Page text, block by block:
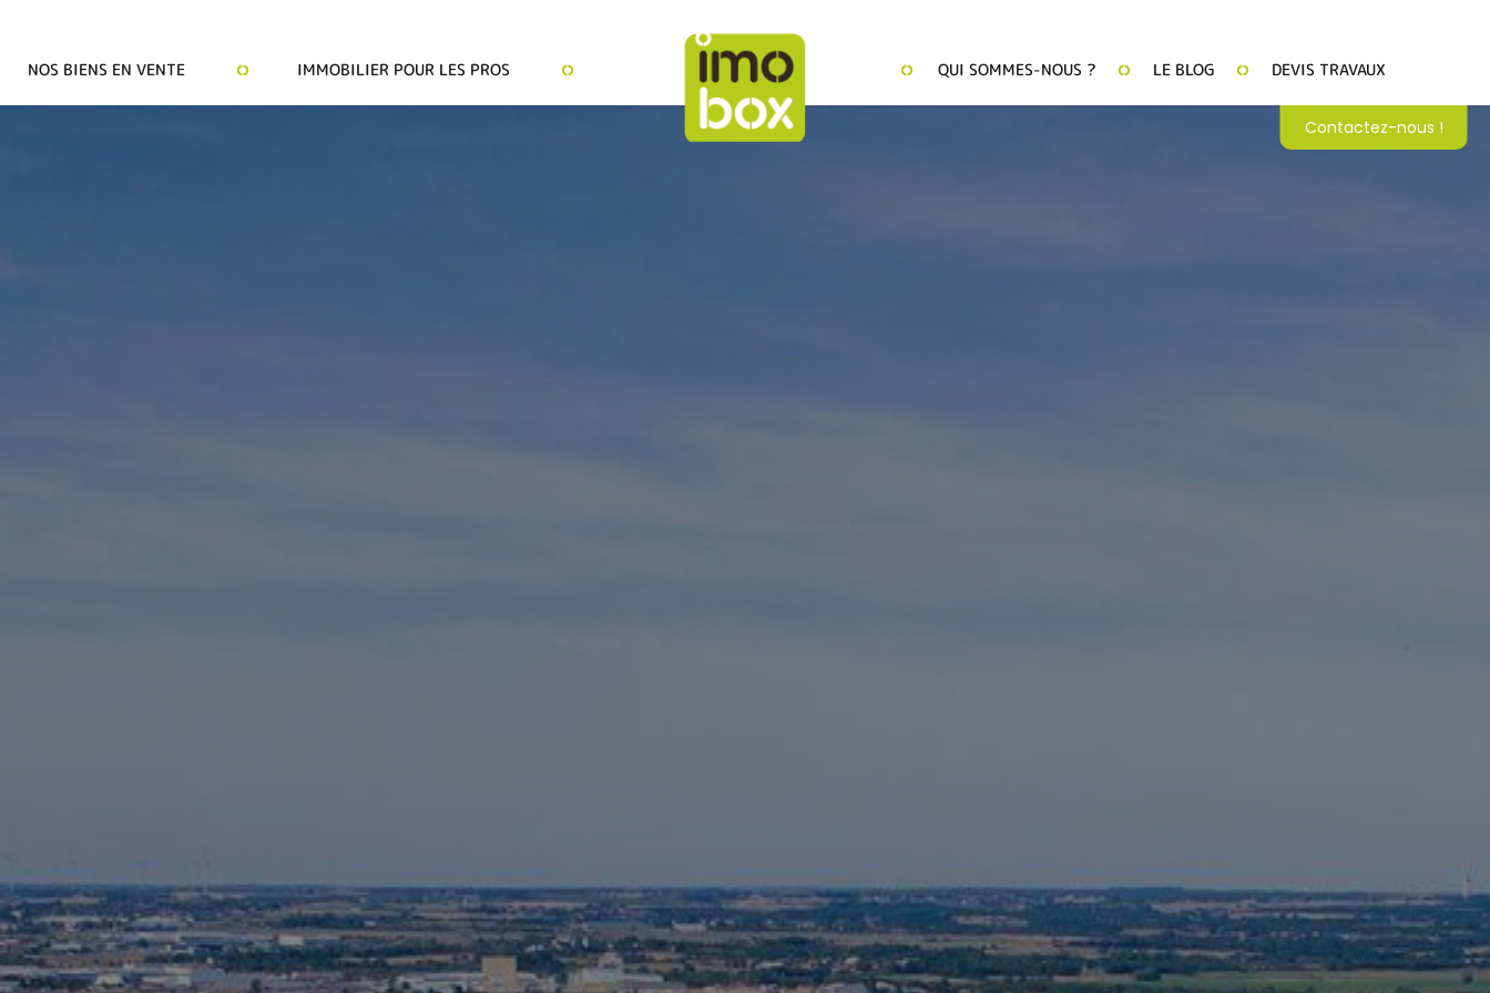
NOS BIENS EN VENTE IMMOBILIER POUR LES PROS QUI SOMMES-NOUS ? LE BLOG DEVIS TRAVAUX
Contactez-nous !